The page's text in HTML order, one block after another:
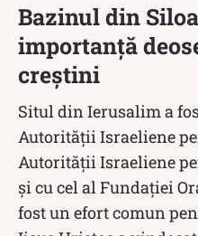
Bazinul din
importanță
creștini
Situl din Ierusalim a
Autorității Israeliene
Autorității Israeliene
și cu cel al Fundației
fost un efort comun